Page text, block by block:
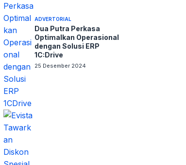
ADVERTORIAL
Dua Putra Perkasa
Optimalkan Operasional
dengan Solusi ERP
1C:Drive
25 Desember 2024